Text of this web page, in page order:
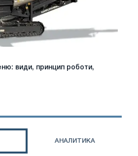
види, принцип роботи,
АНАЛИТИКА